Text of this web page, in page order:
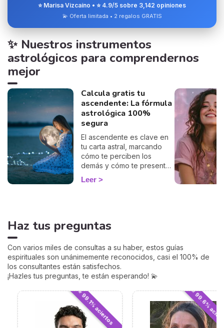
⭐ Marisa Vizcaíno • ⭐ 4.9/5 sobre 3,142 opiniones
💫 Oferta limitada • 2 regalos GRATIS
✨ Nuestros instrumentos
astrológicos para comprendernos
mejor
Calcula gratis tu
ascendente: La fórmula
astrológica 100%
segura
El ascendente es clave en
tu carta astral, marcando
cómo te perciben los
demás y cómo te presentas
al mundo. Con nuestro
cálculo gratuito y preciso,
zodiacal y en cómo te
relacionas con los demás.
fascinante aspecto de la
astrología y empieza a ver
tu horóscopo desde una
perspectiva renovada.
Leer
Haz tus preguntas
Con varios miles de consultas a su haber, estos guías
espirituales son unánimemente reconocidos, casi el 100% de
los consultantes están satisfechos.
¡Hazles tus preguntas, te están esperando! 💫
⭐ 99.1% aciertos ⭐ 99.6%